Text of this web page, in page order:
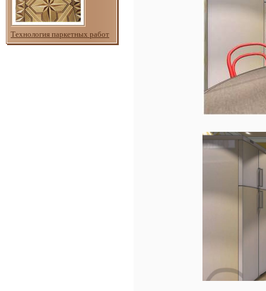
Технология паркетных работ